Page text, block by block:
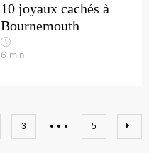
10 joyaux cachés à
Bournemouth
6 min
3 5